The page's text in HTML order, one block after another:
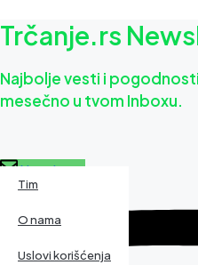
Trčanje.rs
Najbolje vesti i
mesečno u tvom Inboxu.
Kalendar
Magazin
Patike
Tim
O nama
Uslovi korišćenja
Newsletter